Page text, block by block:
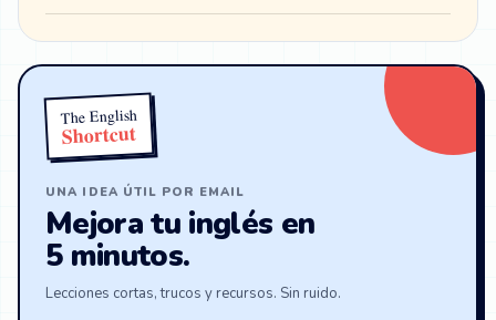
The English
Shortcut
UNA IDEA ÚTIL POR EMAIL
Mejora tu inglés en
5 minutos.
Lecciones cortas, trucos y recursos. Sin ruido.